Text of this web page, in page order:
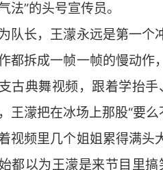
法”的头号宣传员。
队长，王濛永远是第一个
都拆成一帧一帧的慢动作
古典舞视频，跟着学抬
王濛把在冰场上那股“要
视频里几个姐姐累得满头
都以为王濛是来节目里